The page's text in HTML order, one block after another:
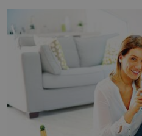
okurky ✿ 2 rajčata Zálivka:
lžíci citronové šťávy ✿ ½